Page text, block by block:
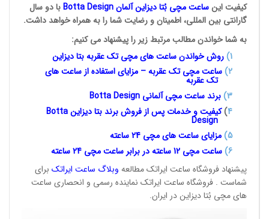
کیفیت اینساعت مچی بُتادیزاین آلمانBotta Designبا دو سال
گارانتی بین المللی، اطمینان و رضایت شما را به همراه خواهد داشت.
به شما خواندن مطالب مرتبط زیر را پیشنهاد می کنیم:
1
)روش خواندن ساعت های مچی تکعقربه بتا دیزاین
2) ساعت مچی تک عقربه – مزایای استفاده از ساعت های
تک عقربه
3
)برند ساعت مچی آلمانی Botta Design
4
)کیفیت و خدمات پس از فروش برند بتا دیزاینBotta
Design
5) مزایای ساعت های مچی 24
ساعته
6) ساعت مچی 12 ساعته در برابر ساعت
مچی 24 ساعته
پیشنهاد فروشگاه ساعت ایراتک مطالعه وبلاگ ساعت ایراتک برای
شماست . فروشگاه ساعت ایراتک نماینده رسمی و انحصاری ساعت
های مچی بُتا دیزاین در ایران.